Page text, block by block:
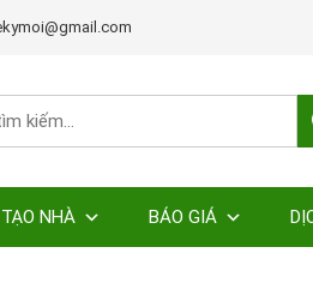
NHÀ BÁO GIÁ